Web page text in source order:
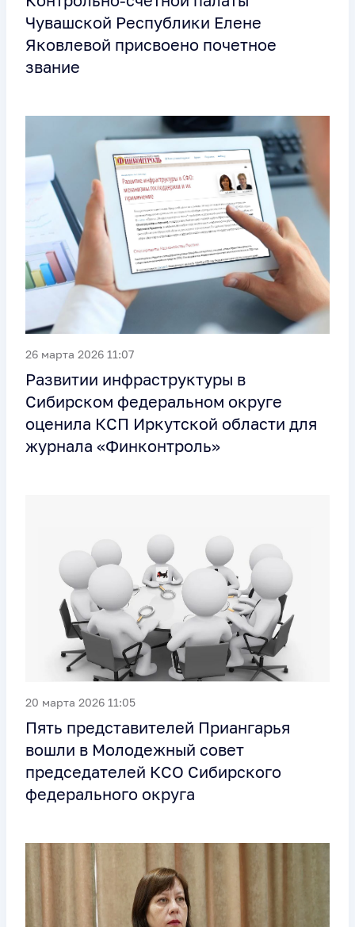
Чувашской Республики Елене
Яковлевой присвоено почетное
звание
26 марта 2026 11:07
Развитии инфраструктуры в
Сибирском федеральном округе
оценила КСП Иркутской области для
журнала «Финконтроль»
20 марта 2026 11:05
Пять представителей Приангарья
вошли в Молодежный совет
председателей КСО Сибирского
федерального округа